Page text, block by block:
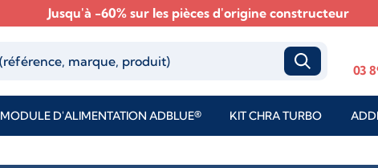
Jusqu'à -60% sur les pièces d'origine constructeur
03
MODULE D'ALIMENTATION ADBLUE® KIT CHRA TURBO